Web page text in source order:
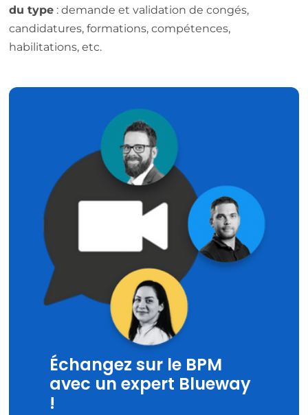
du type : demande et validation de congés,
candidatures, formations, compétences,
habilitations, etc.
Échangez sur le BPM
avec un expert Blueway
!